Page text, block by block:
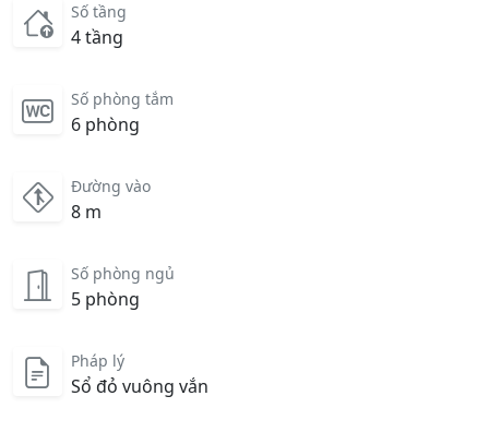
Số tầng
4 tầng
Số phòng tắm
6 phòng
Đường vào
8 m
Số phòng ngủ
5 phòng
Pháp lý
Sổ đỏ vuông vắn